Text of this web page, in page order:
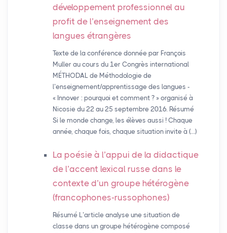
développement professionnel au
profit de l’enseignement des
langues étrangères
Texte de la conférence donnée par François
Muller au cours du 1er Congrès international
MÉTHODAL de Méthodologie de
l’enseignement/apprentissage des langues -
« Innover : pourquoi et comment ? » organisé à
Nicosie du 22 au 25 septembre 2016. Résumé
Si le monde change, les élèves aussi ! Chaque
année, chaque fois, chaque situation invite à (…)
La poésie à l’appui de la didactique
de l’accent lexical russe dans le
contexte d’un groupe hétérogène
(francophones-russophones)
Résumé L’article analyse une situation de
classe dans un groupe hétérogène composé